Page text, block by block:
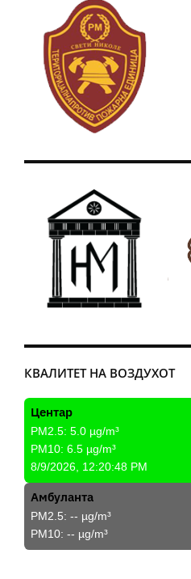
КВАЛИТЕТ НА ВОЗДУХОТ
Центар
PM2.5: 5.0 µg/m³
PM10: 6.5 µg/m³
8/9/2026, 12:20:48 PM
Амбуланта
PM2.5: -- µg/m³
PM10: -- µg/m³